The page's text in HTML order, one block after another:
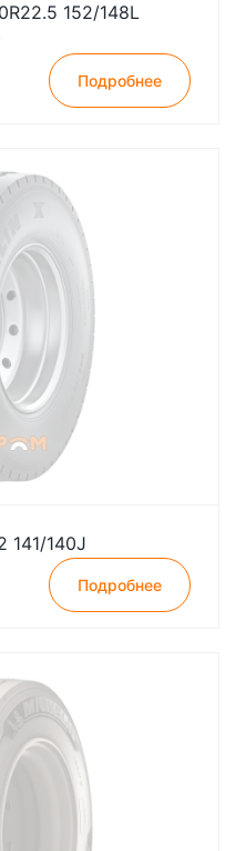
152/148L
Подробнее
141/140J
Подробнее